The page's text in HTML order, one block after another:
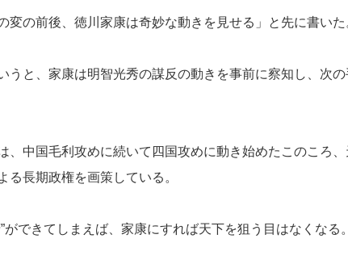
社長の右腕をつくる 人と組織を動か
銀行交渉は
の前後、徳川家康は奇妙な動きを見せる」と先に書いた
うと、家康は明智光秀の謀反の動きを事前に察知し、次
、中国毛利攻めに続いて四国攻めに動き始めたこのころ
る長期政権を画策している。
ができてしまえば、家康にすれば天下を狙う目はなくなる。